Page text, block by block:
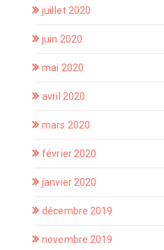
juillet 2020
juin 2020
mai 2020
avril 2020
mars 2020
février 2020
janvier 2020
décembre 2019
novembre 2019